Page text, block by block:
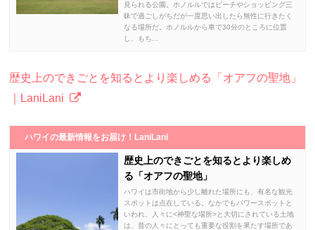
見られる公園。ホノルルではビーチやショッピング三
昧で過ごしがちだが一度思い出したら無性に行きたく
なる場所だ。ホノルルから車で30分のところに位置
し、もち...
歴史上のできごとを知るとより楽しめる「オアフの聖地」
｜LaniLani
ハワイの最新情報をお届け！LaniLani
歴史上のできごとを知るとより楽しめ
る「オアフの聖地」
ハワイは市街地から少し離れた場所にも、有名な観光
スポットは点在している。なかでもパワースポットと
いわれ、人々に<神聖な場所>と大切にされている土地
は、昔の人々にとっても重要な役割を果たす場所であ